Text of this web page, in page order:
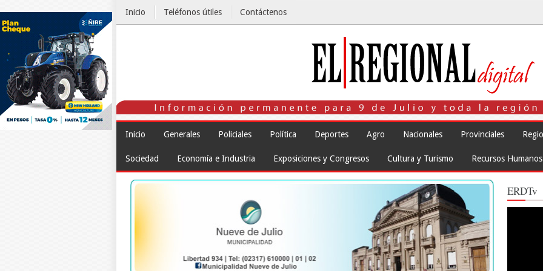
Inicio Teléfonos útiles Contáctenos
Inicio Generales Policiales Política Deportes Agro Nacionales Provinciales
Sociedad Economía e Industria Exposiciones y Congresos Cultura y Turismo Recursos Humanos
ERDTv